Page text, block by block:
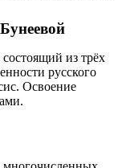
из трёх
русского
Освоение